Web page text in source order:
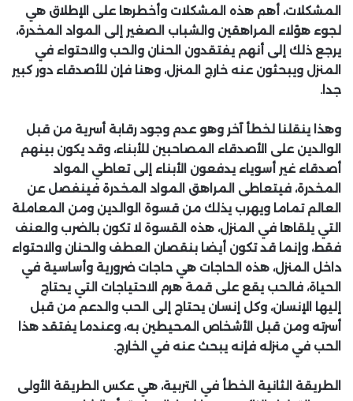
المشكلات، أهم هذه المشكلات وأخطرها على الإطلاق هي
لجوء هؤلاء المراهقين والشباب الصغير إلى المواد المخدرة،
يرجع ذلك إلى أنهم يفتقدون الحنان والحب والاحتواء في
المنزل ويبحثون عنه خارج المنزل، وهنا فإن للأصدقاء دور كبير
جدا.
وهذا ينقلنا لخطأ آخر وهو عدم وجود رقابة أسرية من قبل
الوالدين على الأصدقاء المصاحبين للأبناء، وقد يكون بينهم
أصدقاء غير أسوياء يدفعون الأبناء إلى تعاطي المواد
المخدرة، فيتعاطى المراهق المواد المخدرة فينفصل عن
العالم تماما ويهرب يذلك من قسوة الوالدين ومن المعاملة
التي يلقاها في المنزل، هذه القسوة لا تكون بالضرب والعنف
فقط، وإنما قد تكون أيضا بنقصان العطف والحنان والاحتواء
داخل المنزل، هذه الحاجات هي حاجات ضرورية وأساسية في
الحياة، فالحب يقع على قمة هرم الاحتياجات التي يحتاج
إليها الإنسان، وكل إنسان يحتاج إلى الحب والدعم من قبل
أسرته ومن قبل الأشخاص المحيطين به، وعندما يفتقد هذا
الحب في منزله فإنه يبحث عنه في الخارج.
الطريقة الثانية الخطأ في التربية، هي عكس الطريقة الأولى